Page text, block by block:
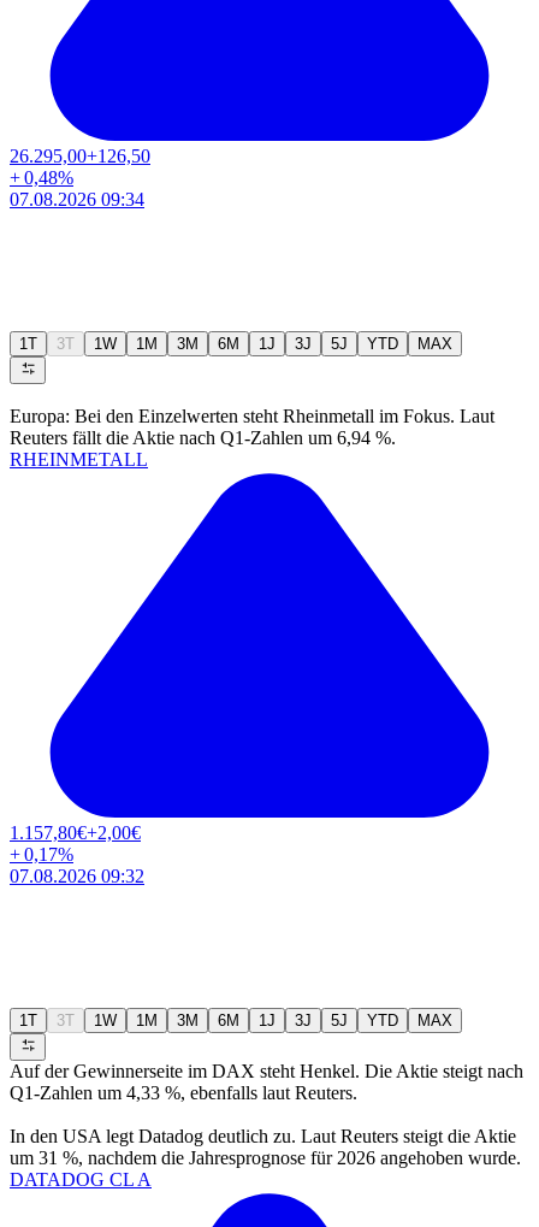
26.295,00+126,50
+0,48%
07.08.2026 09:34
1T 3T 1W 1M 3M 6M 1J 3J 5J YTD MAX
Europa: Bei den Einzelwerten steht Rheinmetall im Fokus. Laut
Reuters fällt die Aktie nach Q1-Zahlen um 6,94 %.
RHEINMETALL
1.157,80€+2,00€
+0,17%
07.08.2026 09:32
1T 3T 1W 1M 3M 6M 1J 3J 5J YTD MAX
Auf der Gewinnerseite im DAX steht Henkel. Die Aktie steigt nach
Q1-Zahlen um 4,33 %, ebenfalls laut Reuters.
In den USA legt Datadog deutlich zu. Laut Reuters steigt die Aktie
um 31 %, nachdem die Jahresprognose für 2026 angehoben wurde.
DATADOG CL A